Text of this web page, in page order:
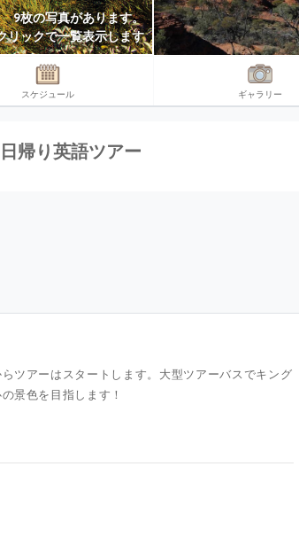
9枚の写真があります。
リックで一覧表示します
スケジュール ギャラリー
帰り英語ツアー
ツアーはスタートします。大型ツアーバスでキング
景色を目指します！